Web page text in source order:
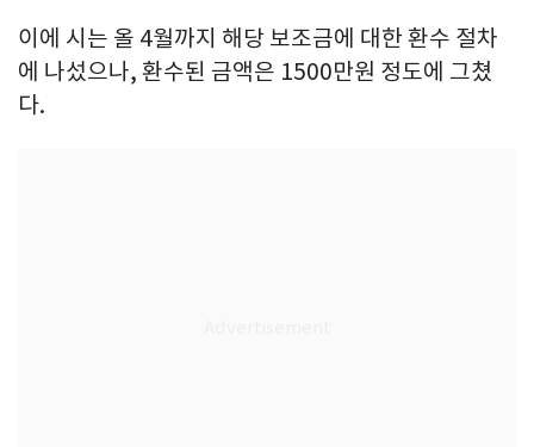
이에 시는 올 4월까지 해당 보조금에 대한 환수 절차
에 나섰으나, 환수된 금액은 1500만원 정도에 그쳤
다.